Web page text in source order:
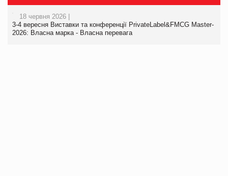
18 червня 2026 |
3-4 вересня Виставки та конференції PrivateLabel&FMCG Master-
2026: Власна марка - Власна перевага